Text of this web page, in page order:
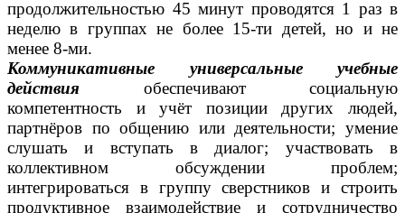
продолжительностью 45 минут проводятся 1 раз в
неделю в группах не более 15-ти детей, но и не
менее 8-ми.
Коммуникативные универсальные учебные
действия обеспечивают социальную
компетентность и учёт позиции
других людей,
партнёров по общению или деятельности; умение
слушать и вступать в диалог; участвовать в
коллективном
обсуждении проблем;
интегрироваться в группу сверстников и строить
продуктивное взаимодействие и сотрудничество